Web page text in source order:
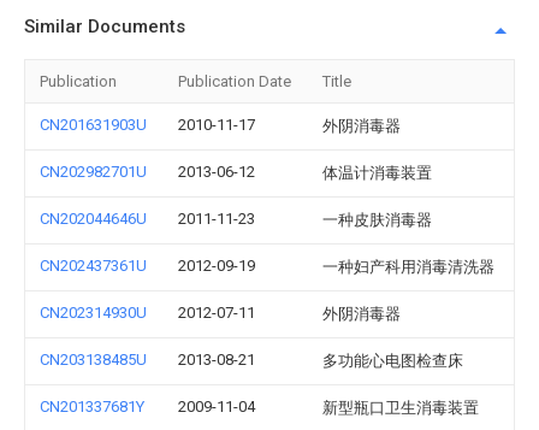
Similar Documents
Publication Publication Date Title
CN201631903U 2010-11-17 外阴消毒器
CN202982701U 2013-06-12 体温计消毒装置
CN202044646U 2011-11-23 一种皮肤消毒器
CN202437361U 2012-09-19 一种妇产科用消毒清洗器
CN202314930U 2012-07-11 外阴消毒器
CN203138485U 2013-08-21 多功能心电图检查床
CN201337681Y 2009-11-04 新型瓶口卫生消毒装置